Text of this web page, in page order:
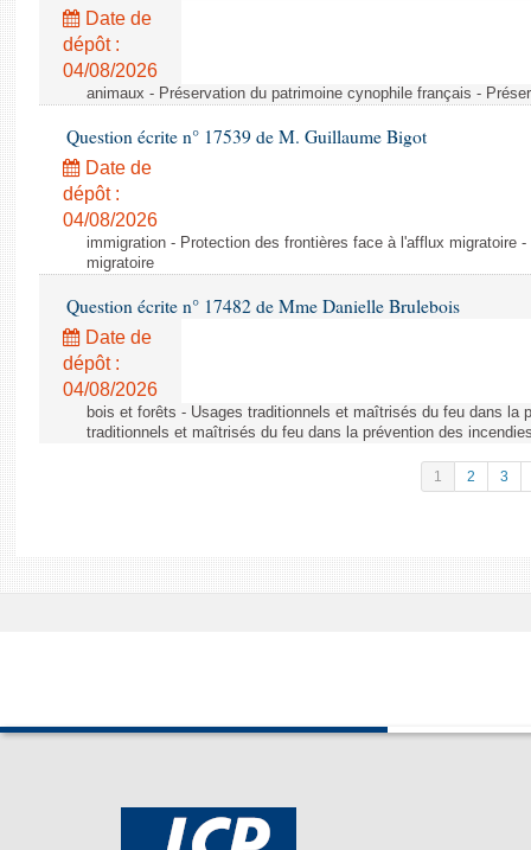
Date de
dépôt :
04/08/2026
animaux - Préservation du patrimoine cynophile français -
Question écrite n° 17539 de M. Guillaume Bigot
Date de
dépôt :
04/08/2026
immigration - Protection des frontières face à l'afflux migratoire
migratoire
Question écrite n° 17482 de Mme Danielle Brulebois
Date de
dépôt :
04/08/2026
bois et forêts - Usages traditionnels et maîtrisés du feu dans la
traditionnels et maîtrisés du feu dans la prévention des
1 2 3